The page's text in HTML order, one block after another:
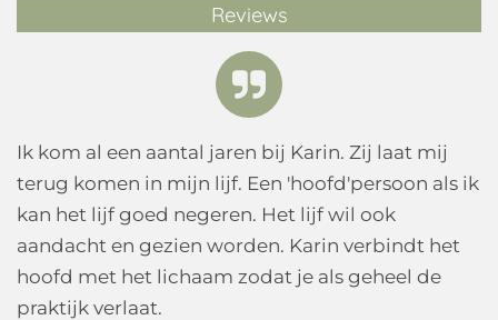
Reviews
Ik kom al een aantal jaren bij Karin. Zij laat mij
terug komen in mijn lijf. Een 'hoofd'persoon als ik
kan het lijf goed negeren. Het lijf wil ook
aandacht en gezien worden. Karin verbindt het
hoofd met het lichaam zodat je als geheel de
praktijk verlaat.